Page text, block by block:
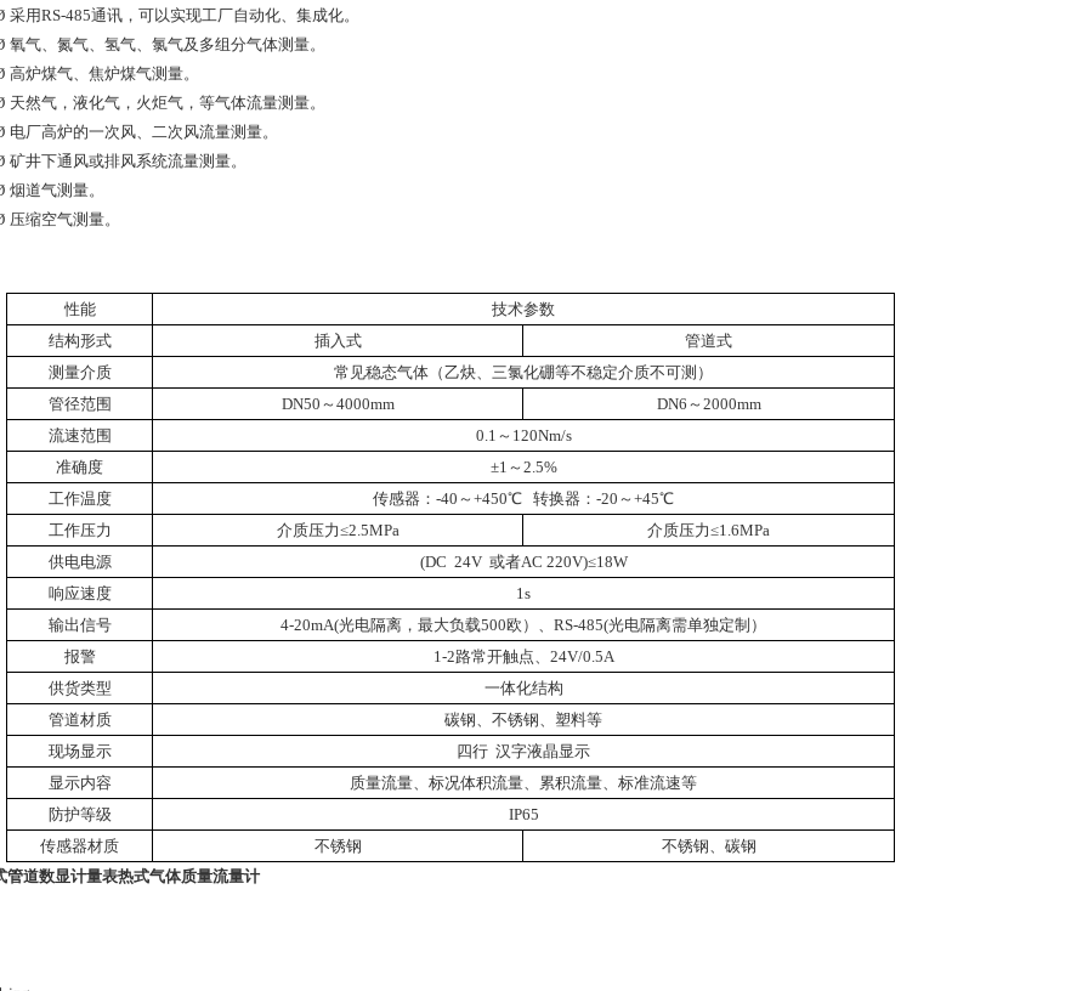
采用RS-485通讯，可以实现工厂自动化、集成化。
氧气、氮气、氢气、氯气及多组分气体测量。
高炉煤气、焦炉煤气测量。
天然气，液化气，火炬气，等气体流量测量。
电厂高炉的一次风、二次风流量测量。
矿井下通风或排风系统流量测量。
烟道气测量。
压缩空气测量。
性能
技术参数
结构形式
插入式
管道式
测量介质
常见稳态气体（乙炔、三氯化硼等不稳定介质不可测）
管径范围
DN50 ～ 4000mm DN6 ～ 2000mm
流速范围
0.1 ～ 120Nm/s
准确度
±1 ～ 2.5%
工作温度
传感器：-40 ～+450℃ 转换器：-20 ～+45℃
工作压力
介质压力≤2.5MPa 介质压力≤1.6MPa
供电电源
(DC 24V 或者AC 220V)≤18W
响应速度
1s
输出信号
4-20mA(光电隔离，最大负载500欧）、RS-485(光电隔离需单独定制）
报警
1-2路常开触点、 24V/0.5A
供货类型
一体化结构
管道材质
碳钢、不锈钢、塑料等
现场显示
四行 汉字液晶显示
显示内容
质量流量、标况体积流量、累积流量、标准流速等
防护等级
IP65
传感器材质
不锈钢
不锈钢、碳钢
管道数显计量表热式气体质量流量计